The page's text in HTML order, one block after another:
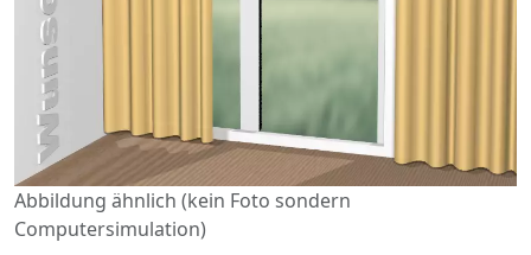
Abbildung ähnlich (kein Foto sondern
Computersimulation)